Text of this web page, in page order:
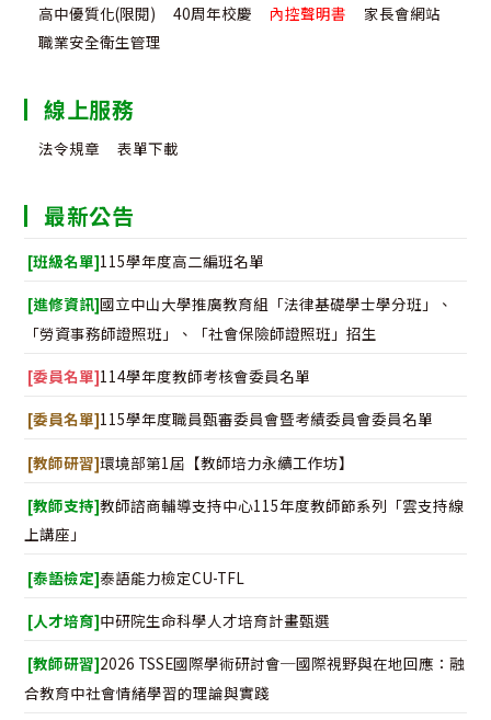
高中優質化(限閱)
40周年校慶 內控聲明書
家長會網站
職業安全衛生管理
線上服務
法令規章 表單下載
最新公告
[班級名單]115學年度高二編班名單
[進修資訊]國立中山大學推廣教育組「法律基礎學士學分班」、
「勞資事務師證照班」、「社會保險師證照班」招生
[委員名單]114學年度教師考核會委員名單
[委員名單]115學年度職員甄審委員會暨考績委員會委員名單
[教師研習]環境部第1屆【教師培力永續工作坊】
[教師支持]教師諮商輔導支持中心115年度教師節系列「雲支持線
上講座」
[泰語檢定]泰語能力檢定CU-TFL
[人才培育]中研院生命科學人才培育計畫甄選
[教師研習]2026 TSSE國際學術研討會─國際視野與在地回應：融
合教育中社會情緒學習的理論與實踐